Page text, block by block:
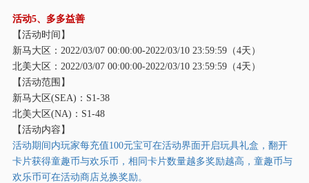
活动5、多多益善
【活动时间】
新马大区： 2022/03/07 00:00:00-2022/03/10 23:59:59（4天）
北美大区： 2022/03/07 00:00:00-2022/03/10 23:59:59（4天）
【活动范围】
新马大区(SEA)：S1-38
北美大区(NA)：S1-48
【活动内容】
活动期间内玩家每充值100元宝可在活动界面开启玩具礼盒，翻开
卡片获得童趣币与欢乐币，相同卡片数量越多奖励越高，童趣币与
欢乐币可在活动商店兑换奖励。